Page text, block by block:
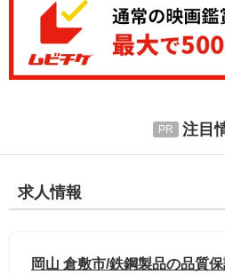
注目
求人情報
岡山 倉敷市/鉄鋼製品の品質